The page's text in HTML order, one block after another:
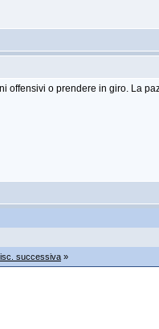
o prendere in giro. La
successiva»